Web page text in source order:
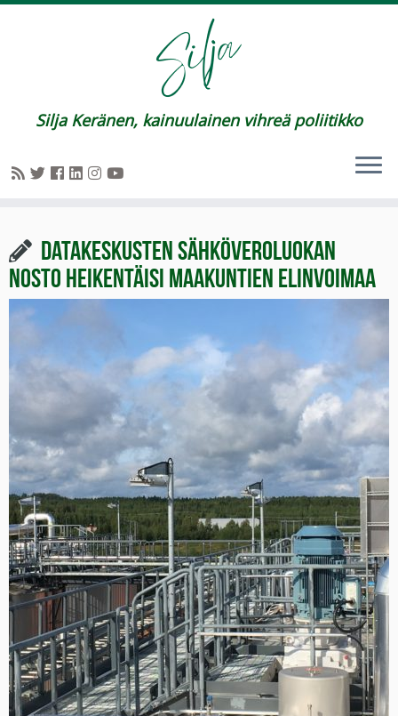
Silja Keränen, kainuulainen vihreä poliitikko
Datakeskusten sähköveroluokan
nosto heikentäisi maakuntien elinvoimaa